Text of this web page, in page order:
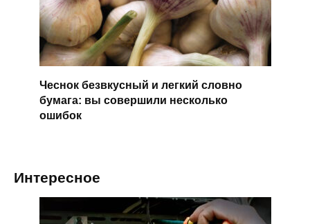
Чеснок безвкусный и легкий словно
бумага: вы совершили несколько
ошибок
Интересное